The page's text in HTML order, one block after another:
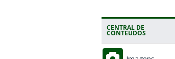
CENTRAL DE
CONTEÚDOS